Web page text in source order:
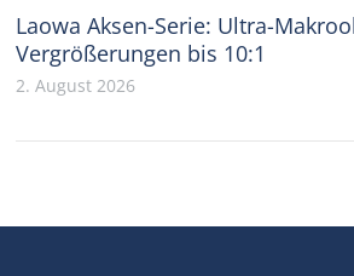
Laowa Aksen-Serie: Ultra-
Vergrößerungen bis 10:1
2. August 2026